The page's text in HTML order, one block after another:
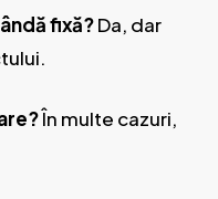
fixă?Da, dar
În multe cazuri,